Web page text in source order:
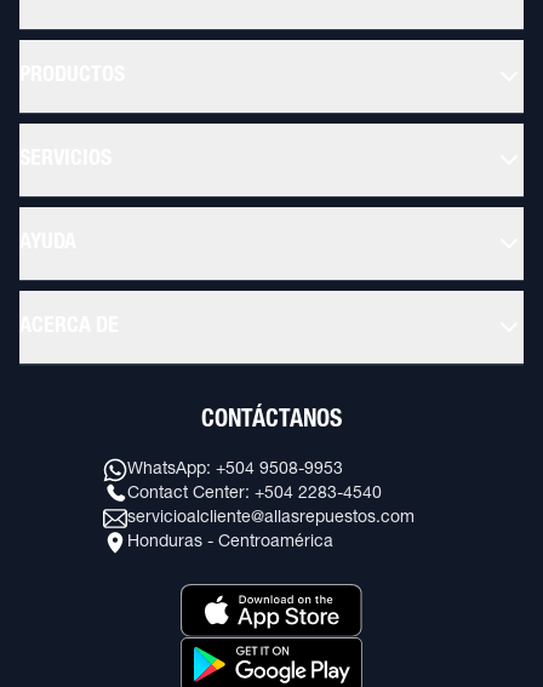
CONTÁCTANOS
WhatsApp: +504 9508-9953
Contact Center: +504 2283-4540
servicioalcliente@allasrepuestos.com
Honduras - Centroamérica